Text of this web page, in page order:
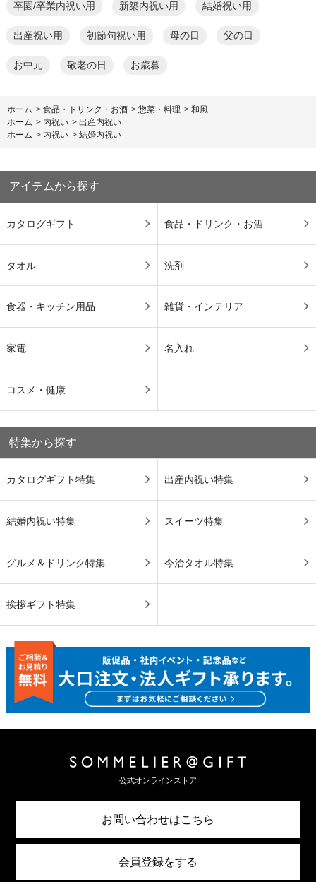
卒園/卒業内祝い用 新築内祝い用 結婚祝い用
出産祝い用 初節句祝い用 母の日 父の日
お中元 敬老の日 お歳暮
ホーム > 食品・ドリンク・お酒 > 惣菜・料理 > 和風
ホーム > 内祝い > 出産内祝い
ホーム > 内祝い > 結婚内祝い
アイテムから探す
カタログギフト 食品・ドリンク・お酒
タオル 洗剤
食器・キッチン用品 雑貨・インテリア
家電 名入れ
コスメ・健康
特集から探す
カタログギフト特集 出産内祝い特集
結婚内祝い特集 スイーツ特集
グルメ＆ドリンク特集 今治タオル特集
挨拶ギフト特集
公式オンラインストア
お問い合わせはこちら
会員登録をする